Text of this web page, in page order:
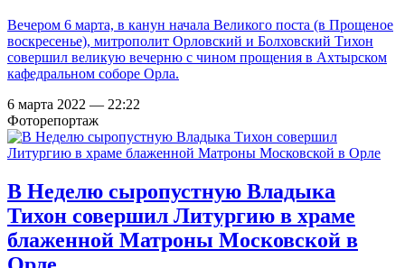
Вечером 6 марта, в канун начала Великого поста (в Прощеное
воскресенье), митрополит Орловский и Болховский Тихон
совершил великую вечерню с чином прощения в Ахтырском
кафедральном соборе Орла.
6 марта 2022 — 22:22
Фоторепортаж
В Неделю сыропустную Владыка
Тихон совершил Литургию в храме
блаженной Матроны Московской в